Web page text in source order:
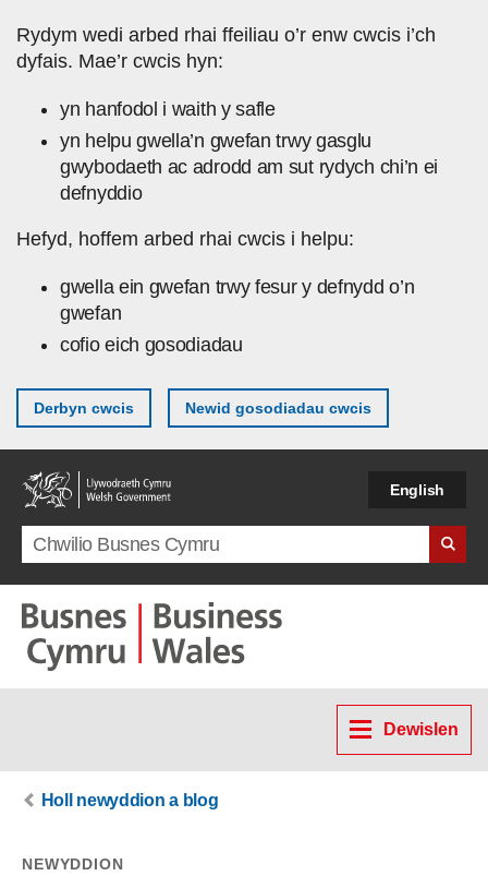
Rydym wedi arbed rhai ffeiliau o’r enw cwcis i’ch
dyfais. Mae’r cwcis hyn:
yn hanfodol i waith y safle
yn helpu gwella’n gwefan trwy gasglu
gwybodaeth ac adrodd am sut rydych chi’n ei
defnyddio
Hefyd, hoffem arbed rhai cwcis i helpu:
gwella ein gwefan trwy fesur y defnydd o’n
gwefan
cofio eich gosodiadau
Derbyn cwcis Newid gosodiadau cwcis
English
Search term
Dewislen
Holl newyddion a blog
NEWYDDION